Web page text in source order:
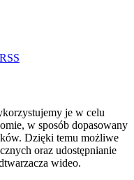
RSS
je w celu
w sposób dopasowany
Dzięki temu możliwe
oraz udostępnianie
wideo.